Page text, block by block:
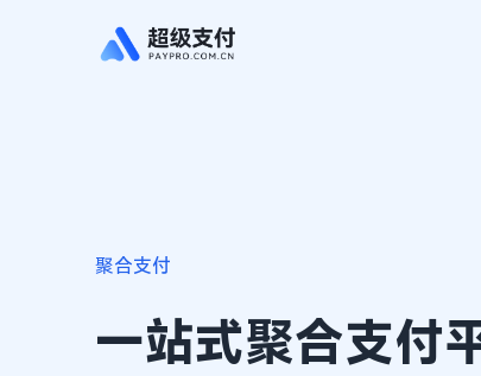
聚合支付
一站式聚合支付